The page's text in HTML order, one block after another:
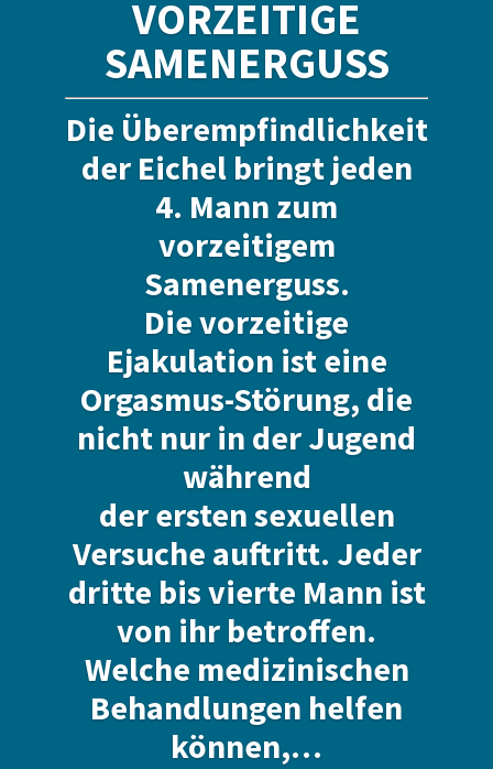
VORZEITIGE
SAMENERGUSS
Die Überempfindlichkeit
der Eichel bringt jeden
4. Mann zum
vorzeitigem
Samenerguss.
Die vorzeitige
Ejakulation ist eine
Orgasmus-Störung, die
nicht nur in der Jugend
während
der ersten sexuellen
Versuche auftritt. Jeder
dritte bis vierte Mann ist
von ihr betroffen.
Welche medizinischen
Behandlungen helfen
können,…